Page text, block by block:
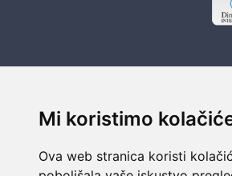
Mi koristimo
Ova web stranica koristi
24/7 odlična podrška